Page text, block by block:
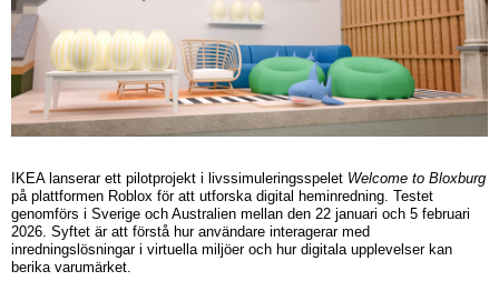
IKEA lanserar ett pilotprojekt i livssimuleringsspelet Welcome to Bloxburg
på plattformen Roblox för att utforska digital heminredning. Testet
genomförs i Sverige och Australien mellan den 22 januari och 5 februari
2026. Syftet är att förstå hur användare interagerar med
inredningslösningar i virtuella miljöer och hur digitala upplevelser kan
berika varumärket.